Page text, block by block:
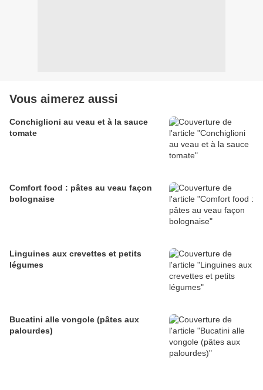
Vous aimerez aussi
Conchiglioni au veau et à la sauce
tomate
Comfort food : pâtes au veau façon
bolognaise
Linguines aux crevettes et petits
légumes
Bucatini alle vongole (pâtes aux
palourdes)